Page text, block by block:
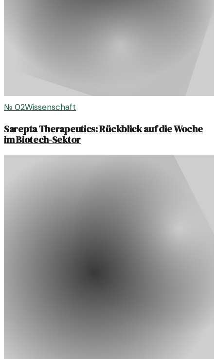
№ 02Wissenschaft
Sarepta Therapeutics: Rückblick auf die Woche
im Biotech-Sektor